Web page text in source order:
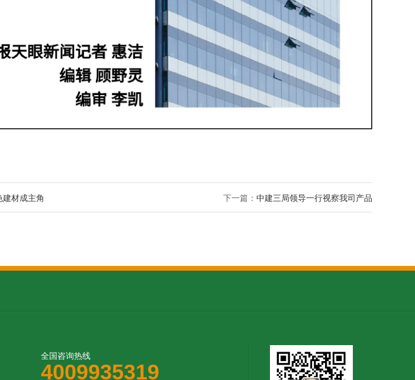
材成主角 下一篇： 中建三局领导一行视察我司产品
全国咨询热线
4009935319